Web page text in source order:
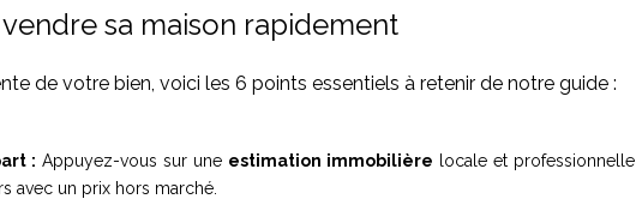
sa maison rapidement
de votre bien, voici les 6 points essentiels à retenir de notre guide :
: Appuyez-vous sur une estimation immobilière locale et professionnelle
avec un prix hors marché.